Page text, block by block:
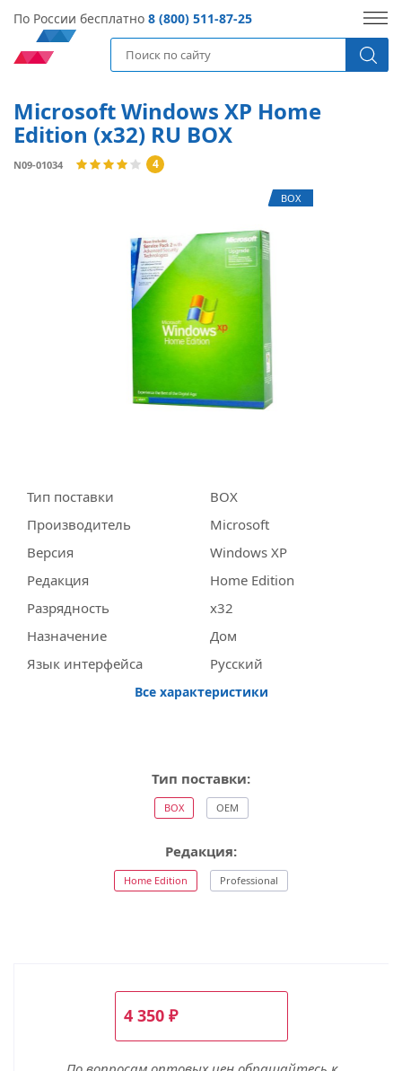
По России бесплатно 8 (800) 511-87-25
Microsoft Windows XP Home
Edition (x32) RU BOX
N09-01034 4
BOX
Тип поставки
BOX
Производитель
Miсrosoft
Версия
Windows XP
Редакция
Home Edition
Разрядность
x32
Назначение
Дом
Язык интерфейса
Русский
Все характеристики
Тип поставки:
BOX OEM
Редакция:
Home Edition Professional
4 350 ₽